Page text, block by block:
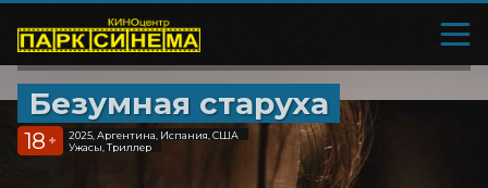
Безумная старуха
18 +
2025, Аргентина, Испания, США
Ужасы, Триллер